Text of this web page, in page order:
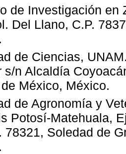
de Investigación en
Del Llano, C.P.
de Ciencias,
s/n Alcaldía
México, México.
de Agronomía y
Potosí-Matehuala,
78321, Soledad de